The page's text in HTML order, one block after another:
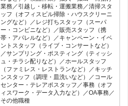
業務／引越し・移転・運搬業務／清掃スタ
ッフ（オフィスビル掃除・ハウスクリーニ
ングなど）／レジ打ちスタッフ（スーパ
ー・コンビニなど）／販売スタッフ（携
帯・アパレルなど）／キャンペーン・イベ
ントスタッフ（ライブ・コンサートなど）
／サンプリング・ポスティング（ティッシ
ュ・チラシ配りなど）／ホールスタッフ
（ファミレス・レストランなど）／キッチ
ンスタッフ（調理・皿洗いなど）／コール
センター・テレアポスタッフ／事務（オフ
ィスワーク・データ入力など）／OA事務／
その他職種